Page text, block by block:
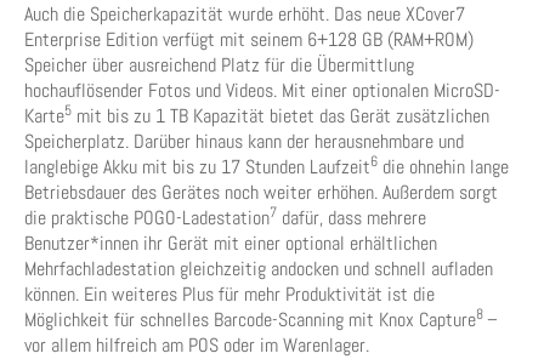
Auch die Speicherkapazität wurde erhöht. Das neue XCover7
Enterprise Edition verfügt mit seinem 6+128 GB (RAM+ROM)
Speicher über ausreichend Platz für die Übermittlung
hochauflösender Fotos und Videos. Mit einer optionalen MicroSD-
Karte5 mit bis zu 1 TB Kapazität bietet das Gerät zusätzlichen
Speicherplatz. Darüber hinaus kann der herausnehmbare und
langlebige Akku mit bis zu 17 Stunden Laufzeit6 die ohnehin lange
Betriebsdauer des Gerätes noch weiter erhöhen. Außerdem sorgt
die praktische POGO-Ladestation7 dafür, dass mehrere
Benutzer*innen ihr Gerät mit einer optional erhältlichen
Mehrfachladestation gleichzeitig andocken und schnell aufladen
können. Ein weiteres Plus für mehr Produktivität ist die
Möglichkeit für schnelles Barcode-Scanning mit Knox Capture8–
vor allem hilfreich am POS oder im Warenlager.